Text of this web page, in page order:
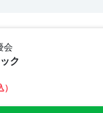
会
ク
）